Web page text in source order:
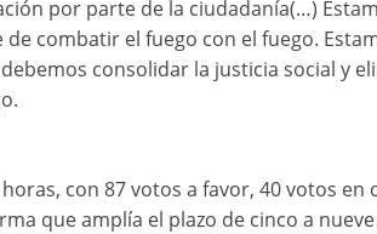
por parte de la ciudadanía(…)
de combatir el fuego con el fuego.
consolidar la justicia social y
horas, con 87 votos a favor, 40 votos
que amplía el plazo de cinco a